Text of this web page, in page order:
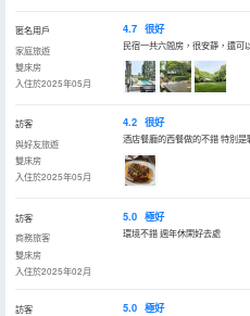
匿名用戶
家庭旅遊
雙床房
入住於2025年05月
4.7 很好
民宿一共六間房，很安靜，還可
訪客
與好友旅遊
雙床房
入住於2025年05月
4.2 很好
酒店餐廳的西餐做的不錯 特別是
訪客
商務旅客
雙床房
入住於2025年02月
5.0 極好
環境不錯 週年休閑好去處
訪客
5.0 極好